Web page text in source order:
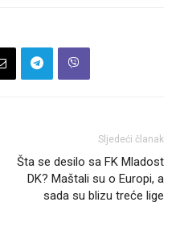
Sljedeći članak
Šta se desilo sa FK Mladost
DK? Maštali su o Europi, a
sada su blizu treće lige